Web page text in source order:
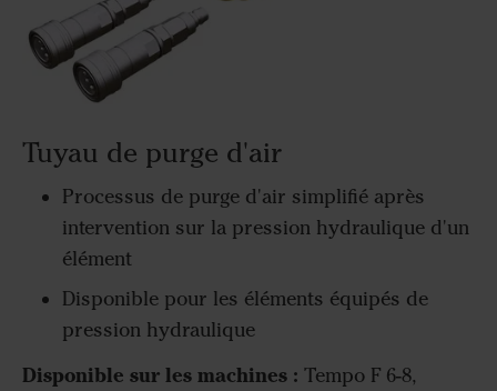
Tuyau de purge d'air
Processus de purge d'air simplifié après
intervention sur la pression hydraulique d'un
élément
Disponible pour les éléments équipés de
pression hydraulique
Disponible sur les machines : Tempo F 6-8,